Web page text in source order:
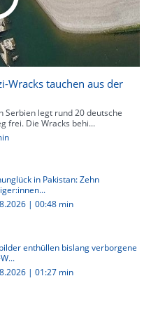
Wracks tauchen aus der
Serbien legt rund 20 deutsche
frei. Die Wracks behi...
in Pakistan: Zehn
| 00:48 min
enthüllen bislang verborgene
| 01:27 min